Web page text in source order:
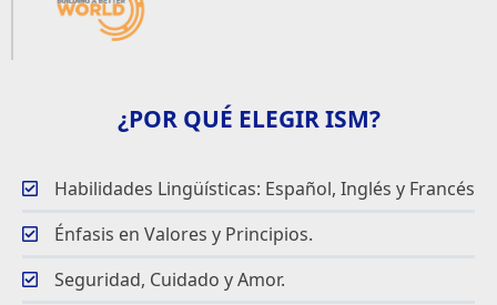
¿POR QUÉ ELEGIR ISM?
Habilidades Lingüísticas: Español, Inglés y Francés
Énfasis en Valores y Principios.
Seguridad, Cuidado y Amor.